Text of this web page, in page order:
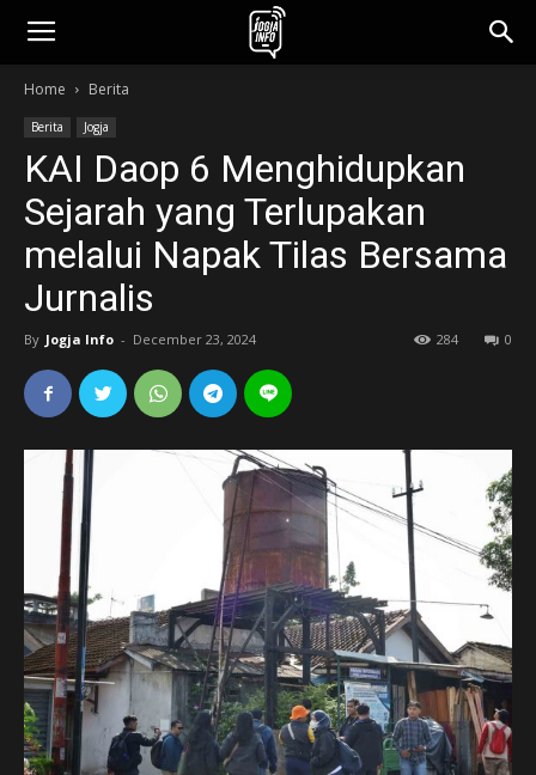
jogjainfo.id
Home Berita
Berita Jogja
KAI Daop 6 Menghidupkan
Sejarah yang Terlupakan
melalui Napak Tilas Bersama
Jurnalis
By Jogja Info - December 23, 2024 0
284